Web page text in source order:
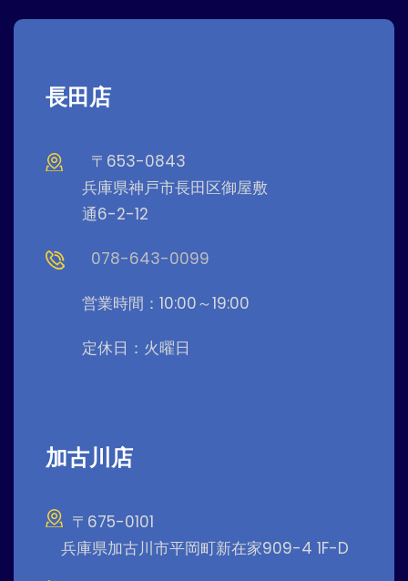
長田店
〒653-0843
兵庫県神戸市長田区御屋敷
通6-2-12
078-643-0099
営業時間：10:00～19:00
定休日：火曜日
加古川店
〒675-0101
兵庫県加古川市平岡町新在家909-4 1F-D